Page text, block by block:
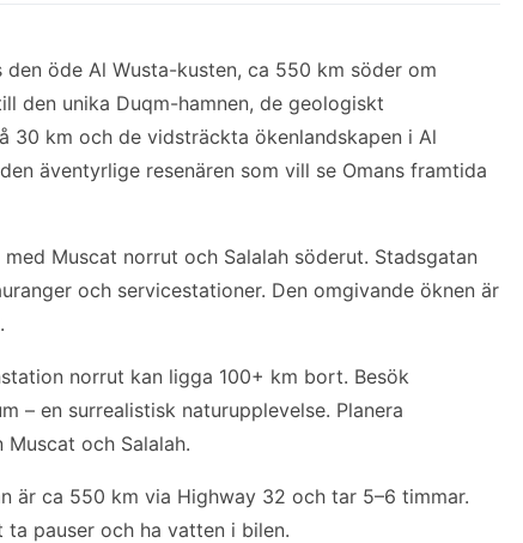
öde Al Wusta-kusten, ca 550 km söder om
den unika Duqm-hamnen, de geologiskt
30 km och de vidsträckta ökenlandskapen i Al
äventyrlige resenären som vill se Omans framtida
Muscat norrut och Salalah söderut. Stadsgatan
och servicestationer. Den omgivande öknen är
norrut kan ligga 100+ km bort. Besök
– en surrealistisk naturupplevelse. Planera
och Salalah.
är ca 550 km via Highway 32 och tar 5–6 timmar.
pauser och ha vatten i bilen.